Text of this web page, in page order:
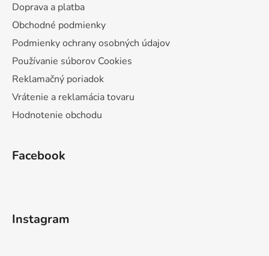
Doprava a platba
Obchodné podmienky
Podmienky ochrany osobných údajov
Používanie súborov Cookies
Reklamačný poriadok
Vrátenie a reklamácia tovaru
Hodnotenie obchodu
Facebook
Instagram